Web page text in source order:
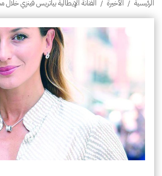
الرئيسية / الأخيرة / الفنانة الإيطالية بياتريس فينزي خلال